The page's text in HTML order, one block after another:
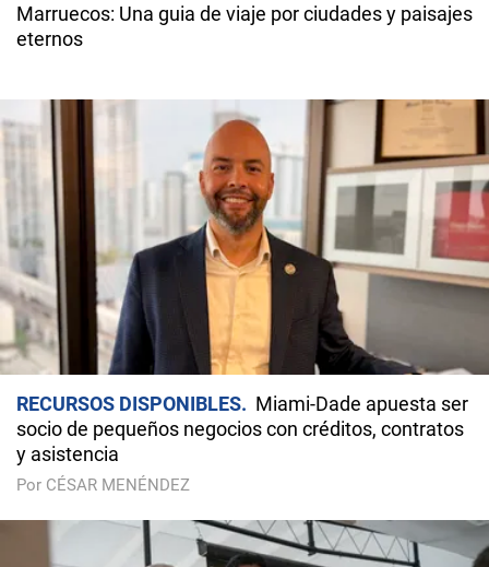
Marruecos: Una guia de viaje por ciudades y paisajes
eternos
RECURSOS DISPONIBLES
Miami-Dade apuesta ser
socio de pequeños negocios con créditos, contratos
y asistencia
Por CÉSAR MENÉNDEZ